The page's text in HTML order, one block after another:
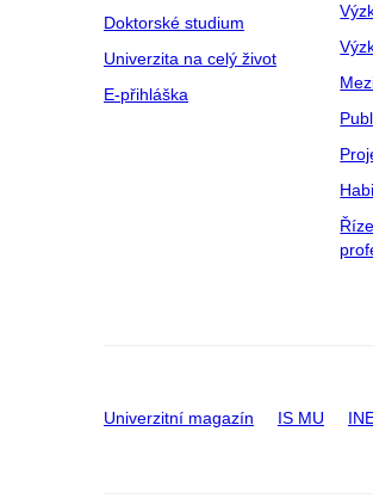
Doktorské studium
Univerzita na celý život
E-přihláška
Univerzitní magazín IS MU